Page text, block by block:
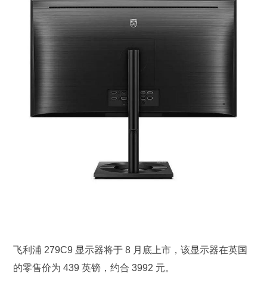
飞利浦 279C9 显示器将于 8 月底上市，该显示器在英国
的零售价为 439 英镑，约合 3992 元。